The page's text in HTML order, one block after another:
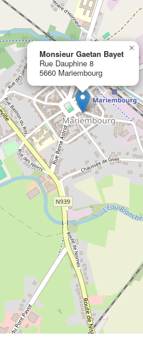
Monsieur Gaetan Bayet
Rue Dauphine 8
5660 Mariembourg
×